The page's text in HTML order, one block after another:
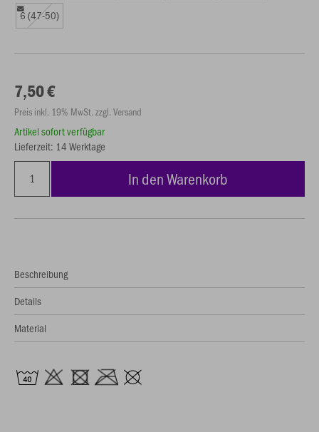
6 (47-50)
7,50 €
Preis inkl. 19% MwSt. zzgl. Versand
Artikel sofort verfügbar
Lieferzeit: 14 Werktage
In den Warenkorb
Beschreibung
Details
Material